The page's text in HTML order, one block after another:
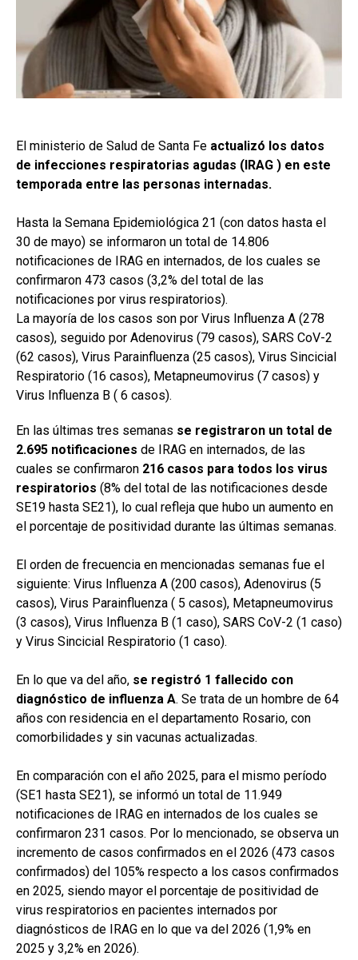
El ministerio de Salud de Santa Fe actualizó los datos
de infecciones respiratorias agudas (IRAG ) en este
temporada entre las personas internadas.
Hasta la Semana Epidemiológica 21 (con datos hasta el
30 de mayo) se informaron un total de 14.806
notificaciones de IRAG en internados, de los cuales se
confirmaron 473 casos (3,2% del total de las
notificaciones por virus respiratorios).
La mayoría de los casos son por Virus Influenza A (278
casos), seguido por Adenovirus (79 casos), SARS CoV-2
(62 casos), Virus Parainfluenza (25 casos), Virus Sincicial
Respiratorio (16 casos), Metapneumovirus (7 casos) y
Virus Influenza B ( 6 casos).
En las últimas tres semanas se registraron un total de
2.695 notificaciones de IRAG en internados, de las
cuales se confirmaron 216 casos para todos los virus
respiratorios (8% del total de las notificaciones desde
SE19 hasta SE21), lo cual refleja que hubo un aumento en
el porcentaje de positividad durante las últimas semanas.
El orden de frecuencia en mencionadas semanas fue el
siguiente: Virus Influenza A (200 casos), Adenovirus (5
casos), Virus Parainfluenza ( 5 casos), Metapneumovirus
(3 casos), Virus Influenza B (1 caso), SARS CoV-2 (1 caso)
y Virus Sincicial Respiratorio (1 caso).
En lo que va del año, se registró 1 fallecido con
diagnóstico de influenza A. Se trata de un hombre de 64
años con residencia en el departamento Rosario, con
comorbilidades y sin vacunas actualizadas.
En comparación con el año 2025, para el mismo período
(SE1 hasta SE21), se informó un total de 11.949
notificaciones de IRAG en internados de los cuales se
confirmaron 231 casos. Por lo mencionado, se observa un
incremento de casos confirmados en el 2026 (473 casos
confirmados) del 105% respecto a los casos confirmados
en 2025, siendo mayor el porcentaje de positividad de
virus respiratorios en pacientes internados por
diagnósticos de IRAG en lo que va del 2026 (1,9% en
2025 y 3,2% en 2026).